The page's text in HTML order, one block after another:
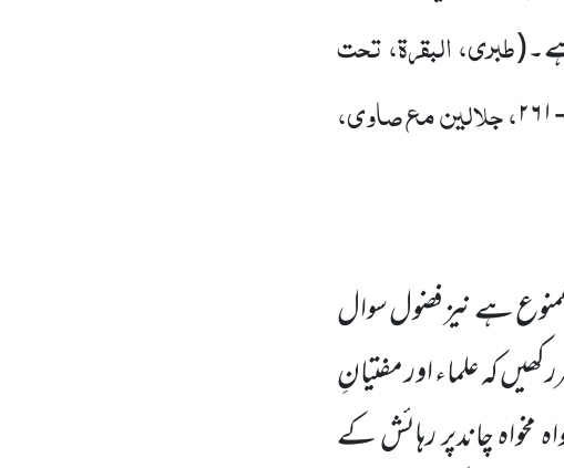
(طبری، البقرۃ، تحت
، جلالین مع صاوی،
ہے نیز فضول سوال
کہ علماء اور مفتیانِ
چاندپر رہائش کے